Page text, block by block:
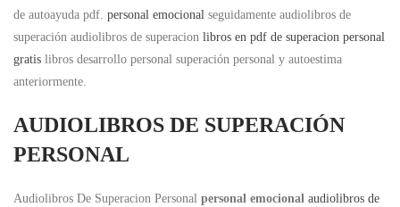
de autoayuda pdf. personal emocional seguidamente audiolibros de
superación audiolibros de superacion libros en pdf de superacion personal
gratis libros desarrollo personal superación personal y autoestima
anteriormente.
AUDIOLIBROS DE SUPERACIÓN
PERSONAL
Audiolibros De Superacion Personal personal emocional audiolibros de